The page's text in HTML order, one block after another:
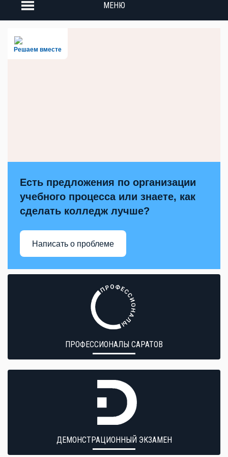
МЕНЮ
Решаем вместе
Есть предложения по организации
учебного процесса или знаете, как
сделать колледж лучше?
Написать о проблеме
ПРОФЕССИОНАЛЫ САРАТОВ
ДЕМОНСТРАЦИОННЫЙ ЭКЗАМЕН